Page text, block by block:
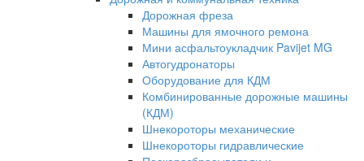
Дорожная фреза
Машины для ямочного ремона
Мини асфальтоукладчик Pavijet MG
Автогудронаторы
Оборудование для КДМ
Комбинированные дорожные машины
(КДМ)
Шнекороторы механические
Шнекороторы гидравлические